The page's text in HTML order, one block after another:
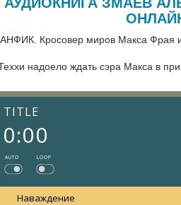
Кросовер миров Макса Фрая
надоело ждать сэра Макса в
TITLE
0:00
AUTO LOOP
Наваждение